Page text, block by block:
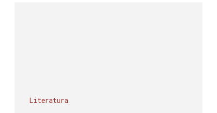
Literatura